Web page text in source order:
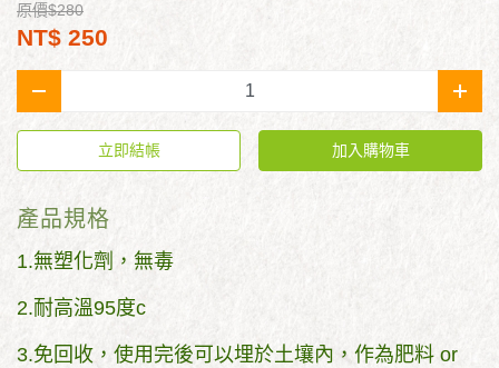
原價$280
NT$ 250
- +
立即結帳 加入購物車
產品規格
1.無塑化劑，無毒
2.耐高溫95度c
3.免回收，使用完後可以埋於土壤內，作為肥料 or